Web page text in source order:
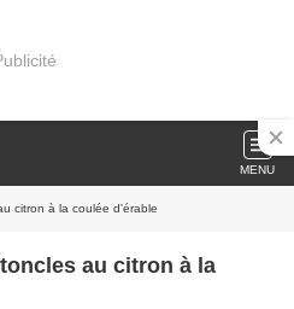
MENU
citron à la coulée d'érable
au citron à la